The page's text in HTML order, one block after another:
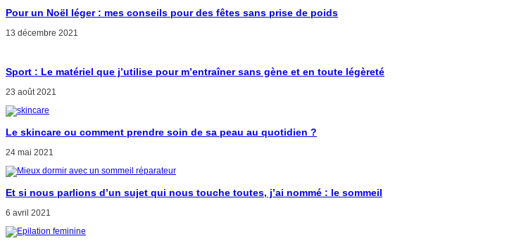
Pour un Noël léger : mes conseils pour des fêtes sans prise de poids
13 décembre 2021
Sport : Le matériel que j’utilise pour m’entraîner sans gène et en toute légèreté
23 août 2021
Le skincare ou comment prendre soin de sa peau au quotidien ?
24 mai 2021
Et si nous parlions d’un sujet qui nous touche toutes, j’ai nommé : le sommeil
6 avril 2021